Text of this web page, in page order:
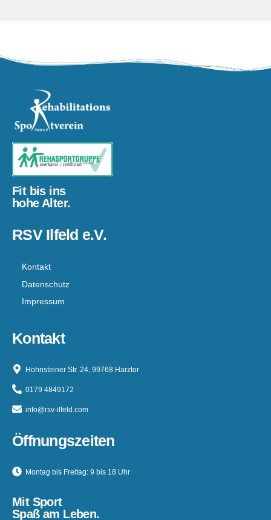
Fit bis ins
hohe Alter.
RSV Ilfeld e.V.
Kontakt
Datenschutz
Impressum
Kontakt
Hohnsteiner Str. 24, 99768 Harztor
0179 4849172
info@rsv-ilfeld.com
Öffnungszeiten
Montag bis Freitag: 9 bis 18 Uhr
Mit Sport
Spaß am Leben.